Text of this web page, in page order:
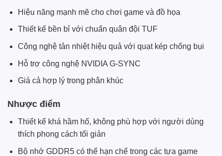
Hiệu năng mạnh mẽ cho chơi game và đồ họa
Thiết kế bền bỉ với chuẩn quân đội TUF
Công nghệ tản nhiệt hiệu quả với quạt kép chống bụi
Hỗ trợ công nghệ NVIDIA G-SYNC
Giá cả hợp lý trong phân khúc
Nhược điểm
Thiết kế khá hầm hố, không phù hợp với người dùng
thích phong cách tối giản
Bộ nhớ GDDR5 có thể hạn chế trong các tựa game